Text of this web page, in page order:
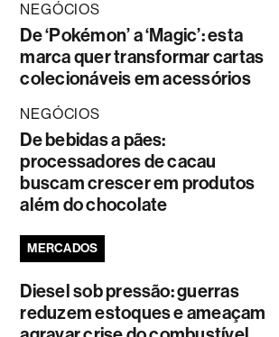
NEGÓCIOS
De ‘Pokémon’ a ‘Magic’: esta
marca quer transformar cartas
colecionáveis em acessórios
NEGÓCIOS
De bebidas a pães:
processadores de cacau
buscam crescer em produtos
além do chocolate
MERCADOS
Diesel sob pressão: guerras
reduzem estoques e ameaçam